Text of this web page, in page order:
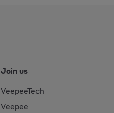
Join us
VeepeeTech
Veepee